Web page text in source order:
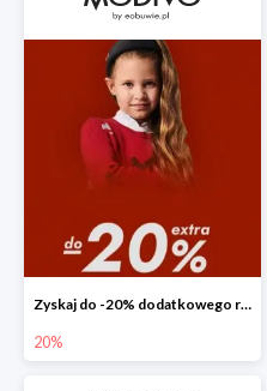
Zyskaj do -20% dodatkowego rabatu
20%